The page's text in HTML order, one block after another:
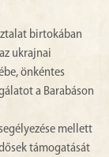
birtokában
ukrajnai
önkéntes
a Barabáson
mellett
támogatását